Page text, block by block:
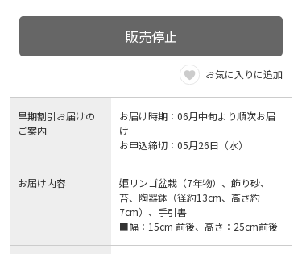
販売停止
お気に入りに追加
早期割引お届けの
ご案内
お届け時期：06月中旬より順次お届
け
お申込締切：05月26日（水）
お届け内容
姫リンゴ盆栽（7年物）、飾り砂、
苔、陶器鉢（径約13cm、高さ約
7cm）、手引書
■幅：15cm 前後、高さ：25cm前後